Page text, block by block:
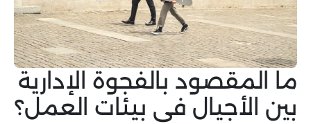
ما المقصود بالفجوة الإدارية
بين الأجيال في بيئات العمل؟